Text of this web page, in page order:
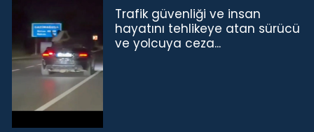
Trafik güvenliği ve insan
hayatını tehlikeye atan sürücü
ve yolcuya ceza...